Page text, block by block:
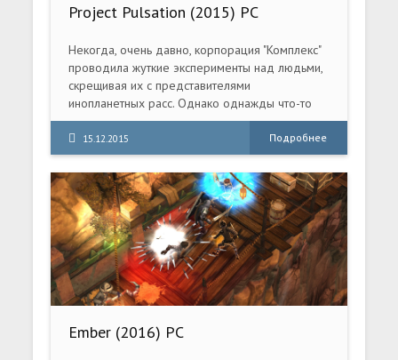
Project Pulsation (2015) PC
Некогда, очень давно, корпорация "Комплекс"
проводила жуткие эксперименты над людьми,
скрещивая их с представителями
инопланетных расс. Однако однажды что-то
пошло не так, и на станции произошла
гигантских масштабов катастрофа, уничтожив
все живое.
15.12.2015 Подробнее
Ember (2016) PC